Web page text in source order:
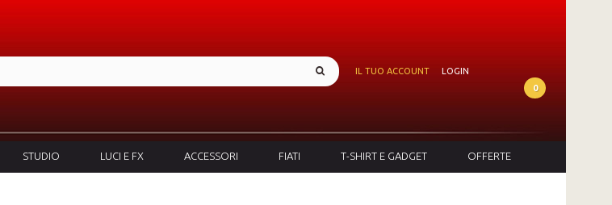
IL TUO ACCOUNT
LOGIN
0
STUDIO LUCI E FX ACCESSORI FIATI T-SHIRT E GADGET OFFERTE